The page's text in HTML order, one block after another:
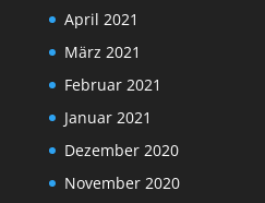
April 2021
März 2021
Februar 2021
Januar 2021
Dezember 2020
November 2020